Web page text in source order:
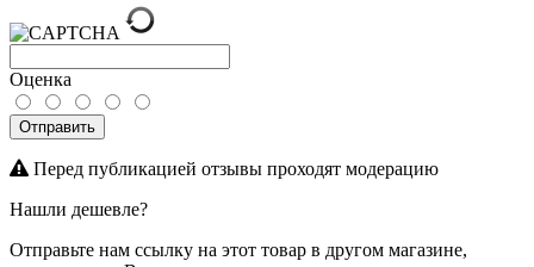
Оценка
Отправить
Перед публикацией отзывы проходят модерацию
Нашли дешевле?
Отправьте нам ссылку на этот товар в другом магазине,